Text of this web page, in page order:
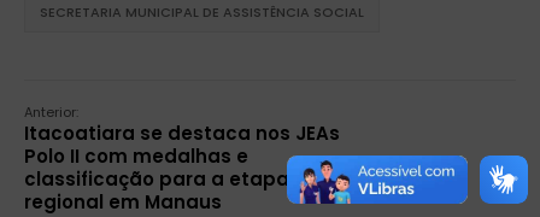
SECRETARIA MUNICIPAL DE ASSISTÊNCIA SOCIAL
Anterior:
Itacoatiara se destaca nos JEAs
Polo II com medalhas e
classificação para a etapa
regional em Manaus